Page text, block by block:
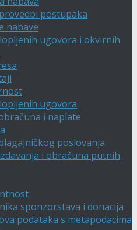
postupaka
nabave
ugovora i okvirnih
ugovora
i naplate
poslovanja
i obračuna putnih
sponzorstava i donacija
podataka s metapodacima